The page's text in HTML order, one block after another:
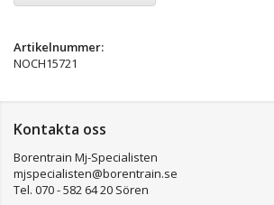
Artikelnummer:
NOCH15721
Kontakta oss
Borentrain Mj-Specialisten
mjspecialisten@borentrain.se
Tel. 070 - 582 64 20 Sören